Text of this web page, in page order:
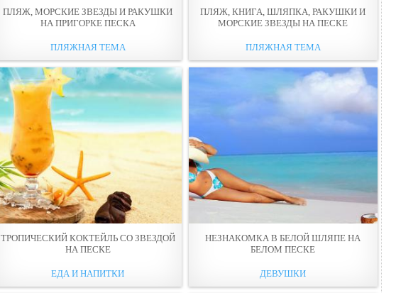
ПЛЯЖ, МОРСКИЕ ЗВЕЗДЫ И РАКУШКИ
НА ПРИГОРКЕ ПЕСКА
ПЛЯЖНАЯ ТЕМА
ПЛЯЖ, КНИГА, ШЛЯПКА, РАКУШКИ И
МОРСКИЕ ЗВЕЗДЫ НА ПЕСКЕ
ПЛЯЖНАЯ ТЕМА
ТРОПИЧЕСКИЙ КОКТЕЙЛЬ СО ЗВЕЗДОЙ
НА ПЕСКЕ
ЕДА И НАПИТКИ
НЕЗНАКОМКА В БЕЛОЙ ШЛЯПЕ НА
БЕЛОМ ПЕСКЕ
ДЕВУШКИ